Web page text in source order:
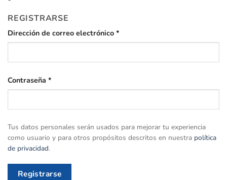
REGISTRARSE
Dirección de correo electrónico *
Contraseña *
Tus datos personales serán usados para mejorar tu experiencia
como usuario y para otros propósitos descritos en nuestra política
de privacidad.
Registrarse